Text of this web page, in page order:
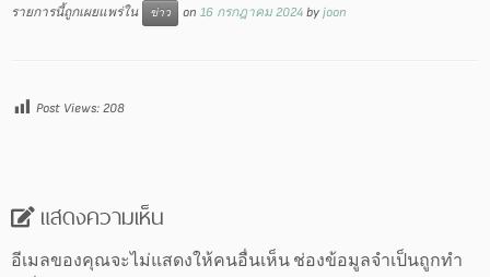
รายการนี้ถูกเผยแพร่ใน ข่าว on 16 กรกฎาคม 2024 by joon
Post Views: 208
แสดงความเห็น
อีเมลของคุณจะไม่แสดงให้คนอื่นเห็น ช่องข้อมูลจำเป็นถูกทำ